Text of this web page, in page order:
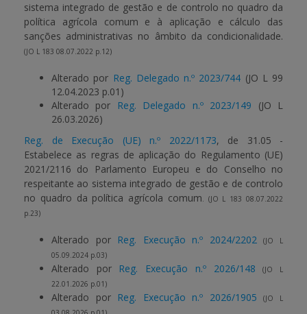
sistema integrado de gestão e de controlo no quadro da
política agrícola comum e à aplicação e cálculo das
sanções administrativas no âmbito da condicionalidade.
(JO L 183 08.07.2022 p.12)
Alterado por Reg. Delegado n.º 2023/744 (JO L 99
12.04.2023 p.01)
Alterado por
Reg. Delegado n.º 2023/149 (JO L
26.03.2026)
Reg. de Execução (UE) n.º 2022/1173, de 31.05 -
Estabelece as regras de aplicação do Regulamento (UE)
2021/2116 do Parlamento Europeu e do Conselho no
respeitante ao sistema integrado de gestão e de controlo
no quadro da política agrícola comum. (JO L 183 08.07.2022
p.23)
Alterado por Reg. Execução n.º 2024/2202
(JO L
05.09.2024 p.03)
Alterado por Reg. Execução n.º 2026/148
(JO L
22.01.2026 p.01)
Alterado por Reg. Execução n.º 2026/1905
(JO L